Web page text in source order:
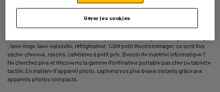
Sur ELECTRO DEPOT, découvrez sans tarder une sélection de gros électroménager
: lave-linge, lave-vaisselle, réfrigérateur. Côté petit électroménager: ce sont des
sèche-cheveux, rasoirs, cafetières à petit prix. Besoin de matériel informatique ?
Ne cherchez plus et découvrez la gamme d'ordinateur portable pas cher ou tablette
tactile. En matière d'appareil photo, capturez vos plus beaux instants grâce aux
appareils photos compacts.
Gérer les cookies